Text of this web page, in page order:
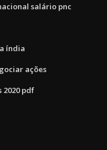
salário pnc
índia
ações
pdf